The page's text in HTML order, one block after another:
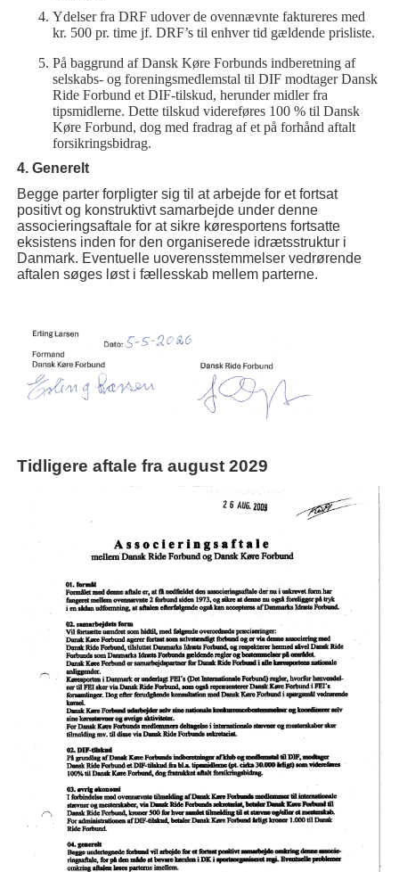
Ydelser fra DRF udover de ovennævnte faktureres med
kr. 500 pr. time jf. DRF’s til enhver tid gældende prisliste.
På baggrund af Dansk Køre Forbunds indberetning af
selskabs- og foreningsmedlemstal til DIF modtager Dansk
Ride Forbund et DIF-tilskud, herunder midler fra
tipsmidlerne. Dette tilskud videreføres 100 % til Dansk
Køre Forbund, dog med fradrag af et på forhånd aftalt
forsikringsbidrag.
4. Generelt
Begge parter forpligter sig til at arbejde for et fortsat
positivt og konstruktivt samarbejde under denne
associeringsaftale for at sikre køresportens fortsatte
eksistens inden for den organiserede idrætsstruktur i
Danmark. Eventuelle uoverensstemmelser vedrørende
aftalen søges løst i fællesskab mellem parterne.
Tidligere aftale fra august 2029